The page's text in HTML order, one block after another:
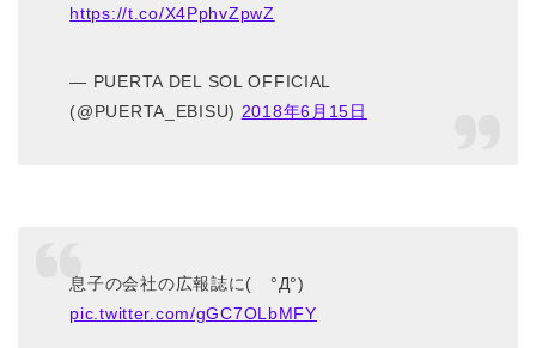
https://t.co/X4PphvZpwZ
— PUERTA DEL SOL OFFICIAL
(@PUERTA_EBISU) 2018年6月15日
息子の会社の広報誌に( °Д°)
pic.twitter.com/gGC7OLbMFY